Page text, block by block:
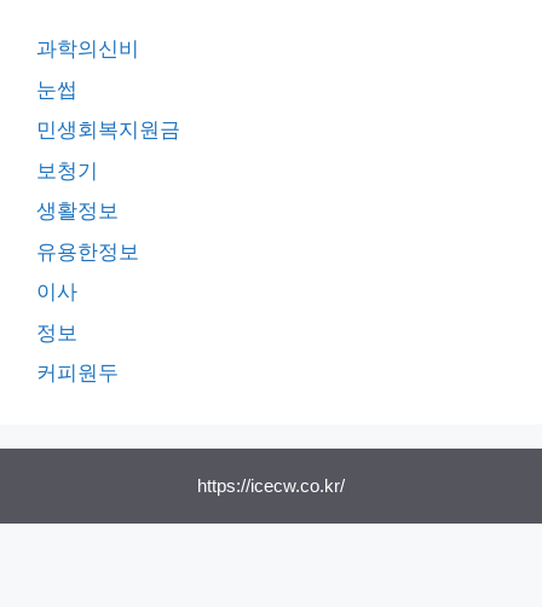
과학의신비
눈썹
민생회복지원금
보청기
생활정보
유용한정보
이사
정보
커피원두
https://icecw.co.kr/